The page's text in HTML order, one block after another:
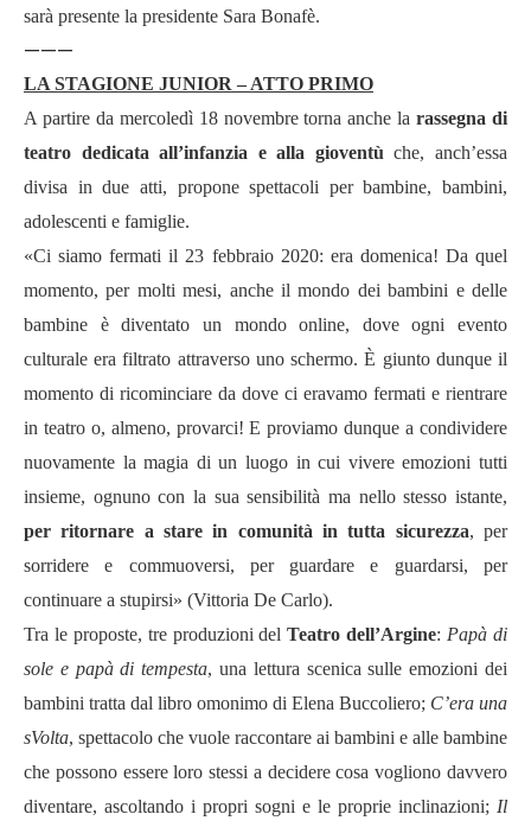
sarà presente la presidente Sara Bonafè.
———
LA STAGIONE JUNIOR – ATTO PRIMO
A partire da mercoledì 18 novembre torna anche larassegna di
teatro dedicata all’infanzia e alla gioventùche, anch’essa
divisa in due atti, propone spettacoli per bambine, bambini,
adolescenti e famiglie.
«Ci siamo fermati il 23 febbraio 2020: era domenica! Da quel
momento, per molti mesi, anche il mondo dei bambini e delle
bambine è diventato un mondo online, dove ogni evento
culturale era filtrato attraverso uno schermo. È giunto dunque il
momento di ricominciare da dove ci eravamo fermati e rientrare
in teatro o, almeno, provarci! E proviamo dunque a condividere
nuovamente la magia di un luogo in cui vivere emozioni tutti
insieme, ognuno con la sua sensibilità ma nello stesso istante,
per ritornare a stare in comunità in tutta sicurezza, per
sorridere e commuoversi, per guardare e guardarsi, per
continuare a stupirsi» (Vittoria De Carlo).
Tra le proposte, tre produzioni delTeatro dell’Argine: Papà di
sole e papà di tempesta, una lettura scenica sulle emozioni dei
bambini tratta dal libro omonimo di Elena Buccoliero; C’era una
sVolta, spettacolo che vuole raccontare ai bambini e alle bambine
che possono essere loro stessi a decidere cosa vogliono davvero
diventare, ascoltando i propri sogni e le proprie inclinazioni; Il